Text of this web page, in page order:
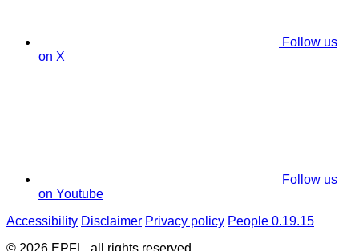
Follow us
on X
Follow us
on Youtube
Accessibility Disclaimer Privacy policy People 0.19.15